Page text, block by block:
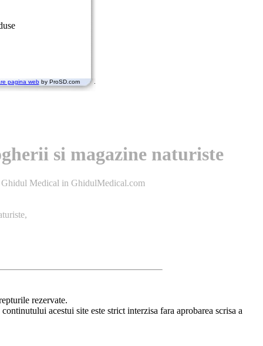
pagina webby ProSD.com .
si magazine naturiste
Ghidul Medical in GhidulMedical.com
rezervate.
acestui site este strict interzisa fara aprobarea scrisa a